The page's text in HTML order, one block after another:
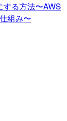
する方法〜AWS
組み〜